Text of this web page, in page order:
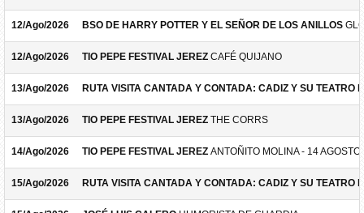
12/Ago/2026 BSO DE HARRY POTTER Y EL SEÑOR DE LOS ANILLOS
12/Ago/2026 TIO PEPE FESTIVAL JEREZ CAFÉ QUIJANO
13/Ago/2026 RUTA VISITA CANTADA Y CONTADA: CADIZ Y SU TEATRO
13/Ago/2026 TIO PEPE FESTIVAL JEREZ THE CORRS
14/Ago/2026 TIO PEPE FESTIVAL JEREZ ANTOÑITO MOLINA - 14 AGOSTO
15/Ago/2026 RUTA VISITA CANTADA Y CONTADA: CADIZ Y SU TEATRO